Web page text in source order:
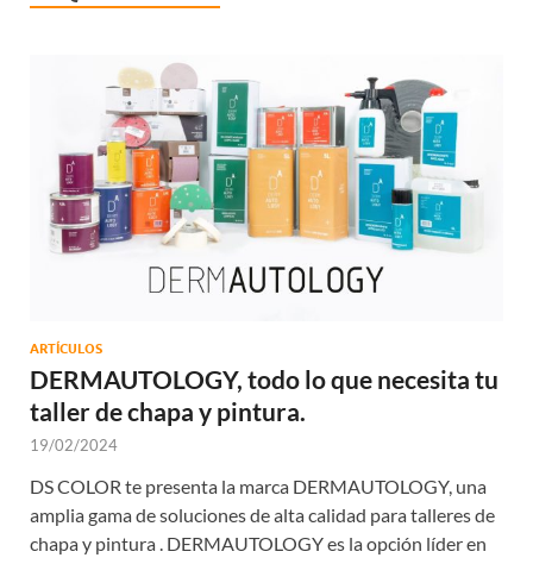
ARTÍCULOS
DERMAUTOLOGY, todo lo que necesita tu
taller de chapa y pintura.
19/02/2024
DS COLOR te presenta la marca DERMAUTOLOGY, una
amplia gama de soluciones de alta calidad para talleres de
chapa y pintura . DERMAUTOLOGY es la opción líder en